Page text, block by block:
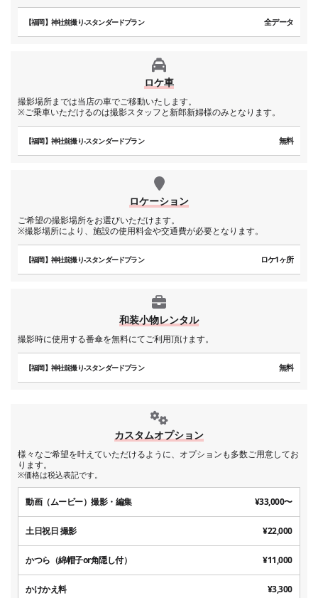
【福岡】神社前撮り-スタンダードプラン 全データ
ロケ車
撮影場所までは当店の車でご移動いたします。
※ご乗車いただけるのは撮影スタッフと新郎新婦様のみとなります。
【福岡】神社前撮り-スタンダードプラン 無料
ロケーション
ご希望の撮影場所をお選びいただけます。
※撮影場所により、施設の使用料金や交通費が必要となります。
【福岡】神社前撮り-スタンダードプラン ロケ1ヶ所
和装小物レンタル
撮影時に使用する番傘を無料にてご利用頂けます。
【福岡】神社前撮り-スタンダードプラン 無料
カスタムオプション
様々なご希望を叶えていただけるように、オプションも多数ご用意してお
ります。
※価格は税込表記です。
動画（ムービー）撮影・編集 ¥33,000〜
土日祝日 撮影 ¥22,000
かつら（綿帽子or角隠し付） ¥11,000
かけかえ料 ¥3,300